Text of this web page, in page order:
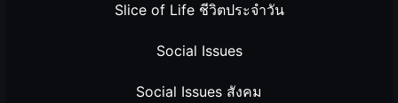
Slice of Life ชีวิตประจำวัน
Social Issues
Social Issues สังคม